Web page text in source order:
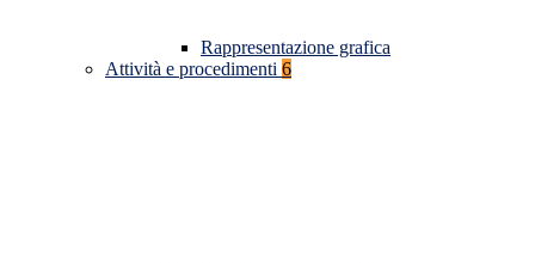
Rappresentazione grafica
Attività e procedimenti 6